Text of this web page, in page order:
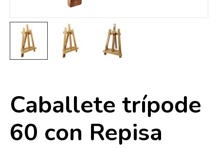
Caballete trípode
60 con Repisa